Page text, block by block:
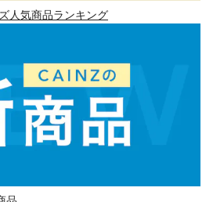
人気商品ランキング